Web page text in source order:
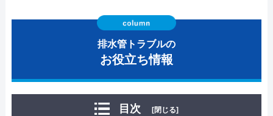
排水管トラブルの
お役立ち情報
目次 [閉じる]